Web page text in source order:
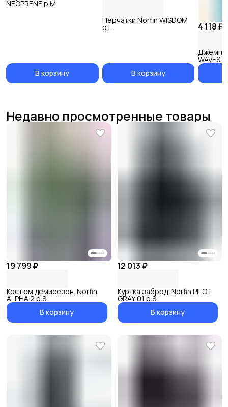
NEOPRENE р.M
В корзину
Перчатки Norfin WISDOM
р.L
В корзину
4 118 ₽
WAVES
Недавно просмотренные товары
19 799 ₽
Костюм демисезон. Norfin
ALPHA 2 р.S
В корзину
12 013 ₽
Куртка заброд. Norfin PILOT
GRAY 01 р.S
В корзину